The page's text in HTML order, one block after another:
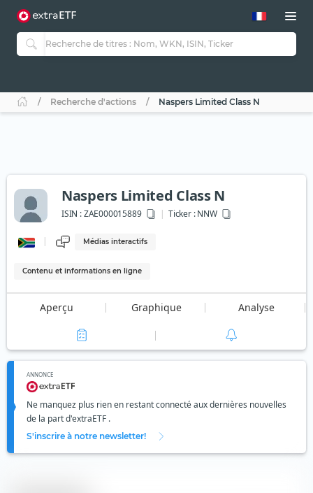
Recherche d'actions Naspers Limited Class N
Naspers Limited Class N
ISIN :ZAE000015889 Ticker :NNW
Médias interactifs
Contenu et informations en ligne
Aperçu Graphique Analyse
ANNONCE
Ne manquez plus rien en restant connecté aux dernières nouvelles
de la part d'extraETF .
S'inscrire à notre newsletter!